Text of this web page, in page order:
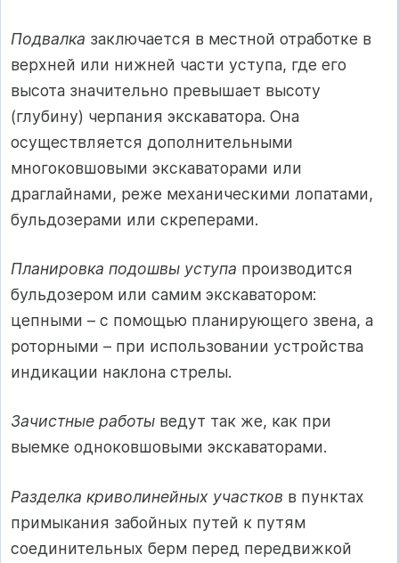
Подвалка заключается в местной отработке в
верхней или нижней части уступа, где его
высота значительно превышает высоту
(глубину) черпания экскаватора. Она
осуществляется дополнительными
многоковшовыми экскаваторами или
драглайнами, реже механическими лопатами,
бульдозерами или скреперами.
Планировка подошвы уступа производится
бульдозером или самим экскаватором:
цепными – с помощью планирующего звена, а
роторными – при использовании устройства
индикации наклона стрелы.
Зачистные работы ведут так же, как при
выемке одноковшовыми экскаваторами.
Разделка криволинейных участков в пунктах
примыкания забойных путей к путям
соединительных берм перед передвижкой